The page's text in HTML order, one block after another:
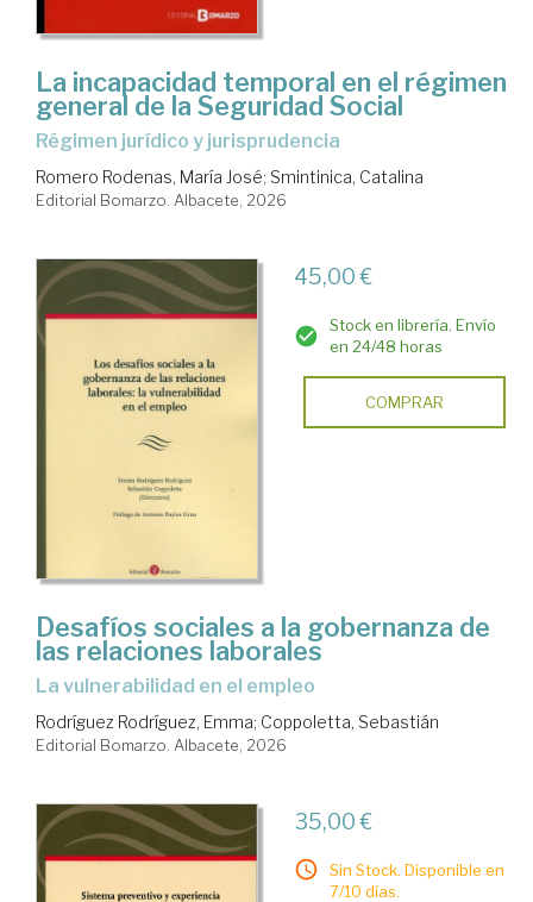
La incapacidad temporal en el régimen
general de la Seguridad Social
Régimen jurídico y jurisprudencia
Romero Rodenas, María José; Smintinica, Catalina
Editorial Bomarzo. Albacete, 2026
45,00 €
Stock en librería. Envío
en 24/48 horas
COMPRAR
Desafíos sociales a la gobernanza de
las relaciones laborales
la vulnerabilidad en el empleo
Rodríguez Rodríguez, Emma; Coppoletta, Sebastián
Editorial Bomarzo. Albacete, 2026
35,00 €
Sin Stock. Disponible en
7/10 días.